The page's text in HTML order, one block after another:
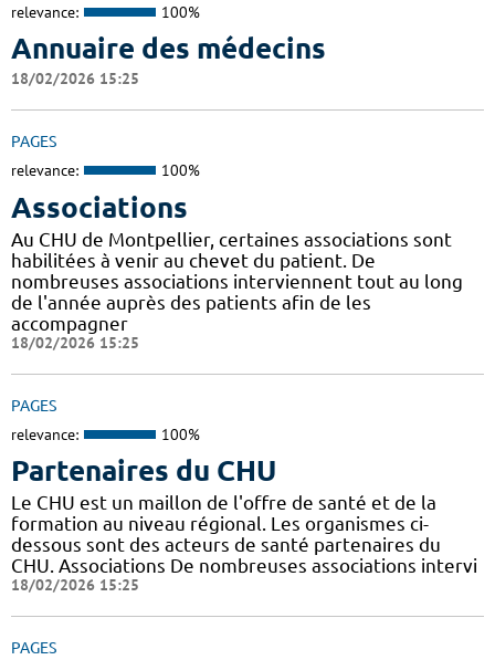
relevance: 100%
Annuaire des médecins
18/02/2026 15:25
PAGES
relevance: 100%
Associations
Au CHU de Montpellier, certaines associations sont
habilitées à venir au chevet du patient. De
nombreuses associations interviennent tout au long
de l'année auprès des patients afin de les
accompagner
18/02/2026 15:25
PAGES
relevance: 100%
Partenaires du CHU
Le CHU est un maillon de l'offre de santé et de la
formation au niveau régional. Les organismes ci-
dessous sont des acteurs de santé partenaires du
CHU. Associations De nombreuses associations intervi
18/02/2026 15:25
PAGES